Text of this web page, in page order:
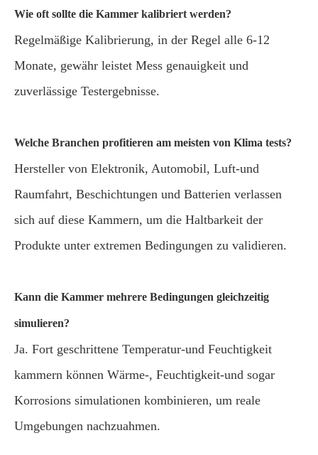
Wie oft sollte die Kammer kalibriert werden?
Regelmäßige Kalibrierung, in der Regel alle 6-12
Monate, gewähr leistet Mess genauigkeit und
zuverlässige Testergebnisse.
Welche Branchen profitieren am meisten von Klima tests?
Hersteller von Elektronik, Automobil, Luft-und
Raumfahrt, Beschichtungen und Batterien verlassen
sich auf diese Kammern, um die Haltbarkeit der
Produkte unter extremen Bedingungen zu validieren.
Kann die Kammer mehrere Bedingungen gleichzeitig
simulieren?
Ja. Fort geschrittene Temperatur-und Feuchtigkeit
kammern können Wärme-, Feuchtigkeit-und sogar
Korrosions simulationen kombinieren, um reale
Umgebungen nachzuahmen.